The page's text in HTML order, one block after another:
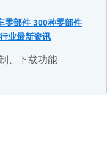
零部件 300种零部件
业最新资讯
、下载功能